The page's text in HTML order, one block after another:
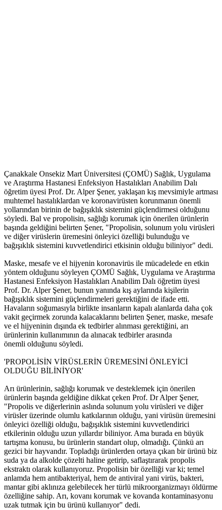
Çanakkale Onsekiz Mart Üniversitesi (ÇOMÜ) Sağlık, Uygulama
ve Araştırma Hastanesi Enfeksiyon Hastalıkları Anabilim Dalı
öğretim üyesi Prof. Dr. Alper Şener, yaklaşan kış mevsimiyle artması
muhtemel hastalıklardan ve koronavirüsten korunmanın önemli
yollarından birinin de bağışıklık sistemini güçlendirmesi olduğunu
söyledi. Bal ve propolisin, sağlığı korumak için önerilen ürünlerin
başında geldiğini belirten Şener, "Propolisin, solunum yolu virüsleri
ve diğer virüslerin üremesini önleyici özelliği bulunduğu ve
bağışıklık sistemini kuvvetlendirici etkisinin olduğu biliniyor" dedi.
Maske, mesafe ve el hijyenin koronavirüs ile mücadelede en etkin
yöntem olduğunu söyleyen ÇOMÜ Sağlık, Uygulama ve Araştırma
Hastanesi Enfeksiyon Hastalıkları Anabilim Dalı öğretim üyesi
Prof. Dr. Alper Şener, bunun yanında kış aylarında kişilerin
bağışıklık sistemini güçlendirmeleri gerektiğini de ifade etti.
Havaların soğumasıyla birlikte insanların kapalı alanlarda daha çok
vakit geçirmek zorunda kalacaklarını belirten Şener, maske, mesafe
ve el hijyeninin dışında ek tedbirler alınması gerektiğini, arı
ürünlerinin kullanımının da alınacak tedbirler arasında
önemli olduğunu söyledi.
'PROPOLİSİN VİRÜSLERİN ÜREMESİNİ ÖNLEYİCİ
OLDUĞU BİLİNİYOR'
Arı ürünlerinin, sağlığı korumak ve desteklemek için önerilen
ürünlerin başında geldiğine dikkat çeken Prof. Dr Alper Şener,
"Propolis ve diğerlerinin aslında solunum yolu virüsleri ve diğer
virüsler üzerinde olumlu katkılarının olduğu, yani virüsün üremesini
önleyici özelliği olduğu, bağışıklık sistemini kuvvetlendirici
etkilerinin olduğu uzun yıllardır biliniyor. Ama burada en büyük
tartışma konusu, bu ürünlerin standart olup, olmadığı. Çünkü arı
gezici bir hayvandır. Topladığı ürünlerden ortaya çıkan bir ürünü biz
suda ya da alkolde çözelti haline getirip, saflaştırarak propolis
ekstraktı olarak kullanıyoruz. Propolisin bir özelliği var ki; temel
anlamda hem antibakteriyal, hem de antiviral yani virüs, bakteri,
mantar gibi aklınıza gelebilecek her türlü mikroorganizmayı öldürme
özelliğine sahip. Arı, kovanı korumak ve kovanda kontaminasyonu
uzak tutmak için bu ürünü kullanıyor" dedi.